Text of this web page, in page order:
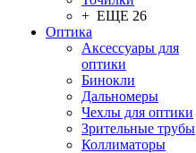
+ ЕЩЕ 26
Оптика
Аксессуары для
оптики
Бинокли
Дальномеры
Чехлы для оптики
Зрительные трубы
Коллиматоры